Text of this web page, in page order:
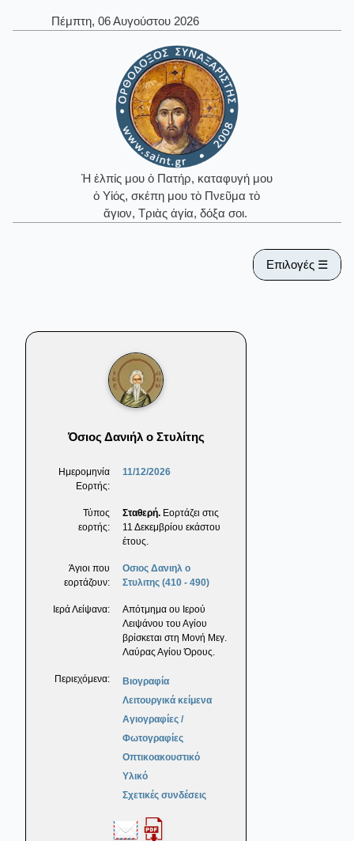
Πέμπτη, 06 Αυγούστου 2026
Ἡ ἐλπίς μου ὁ Πατήρ, καταφυγή μου
ὁ Υἱός, σκέπη μου τὸ Πνεῦμα τὸ
ἅγιον, Τριὰς ἁγία, δόξα σοι.
Επιλογές ☰
Όσιος Δανιήλ ο Στυλίτης
Ημερομηνία
Εορτής:
11/12/2026
Τύπος
εορτής:
Σταθερή. Εορτάζει στις
11 Δεκεμβρίου εκάστου
έτους.
Άγιοι που
εορτάζουν:
Οσιος Δανιηλ ο
Στυλιτης (410 - 490)
Ιερά Λείψανα:
Απότμημα ου Ιερού
Λειψάνου του Αγίου
βρίσκεται στη Μονή Μεγ.
Λαύρας Αγίου Όρους.
Περιεχόμενα:
Βιογραφία
Λειτουργικά κείμενα
Αγιογραφίες /
Φωτογραφίες
Οπτικοακουστικό
Υλικό
Σχετικές συνδέσεις